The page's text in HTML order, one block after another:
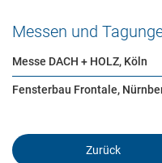
Aktuelles
Bauherren-Wissen
Messen und
Messe DACH + HOLZ, Köln
Fensterbau Frontale,
Zurück